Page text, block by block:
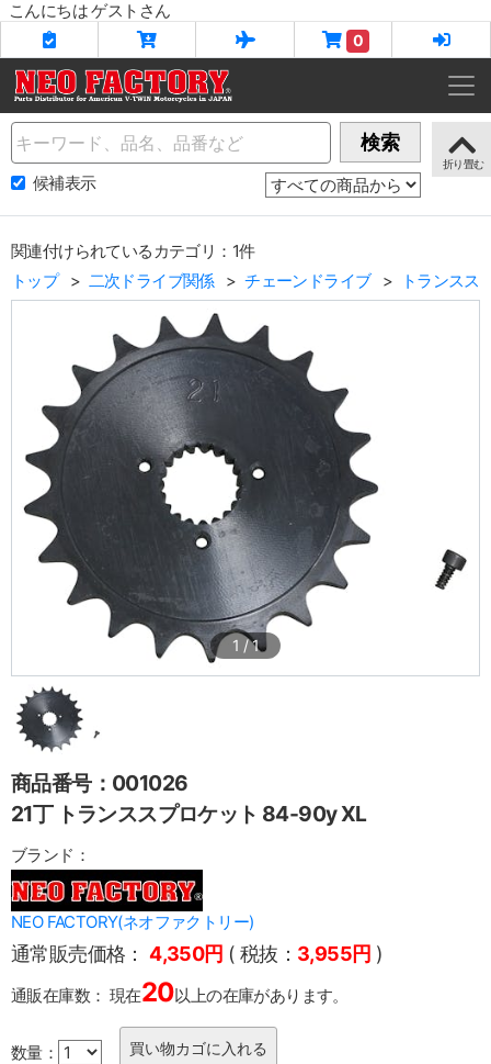
こんにちは ゲストさん
0
Name 検索
候補表示
関連付けられているカテゴリ：1件
トップ
二次ドライブ関係 チェーンドライブ トランスス
1 /1
商品番号：001026
21丁 トランススプロケット 84-90y XL
ブランド：
NEO FACTORY(ネオファクトリー)
通常販売価格： 4,350円 ( 税抜： 3,955円 )
通販在庫数： 現在20以上の在庫があります。
数量：